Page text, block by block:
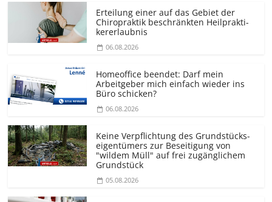
Erteilung einer auf das Gebiet der
Chiropraktik beschränkten Heilprakti­
kererlaubnis
06.08.2026
Homeoffice beendet: Darf mein
Arbeitgeber mich einfach wieder ins
Büro schicken?
06.08.2026
Keine Verpflichtung des Grundstücks­
eigentümers zur Beseitigung von
"wildem Müll" auf frei zugänglichem
Grundstück
05.08.2026